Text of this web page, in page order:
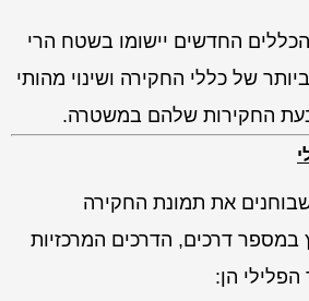
החדשים יישומו בשטח הרי
של כללי החקירה ושינוי מהותי
בעת החקירות שלהם במשטרה.
שבוחנים את תמונת החקירה
במספר דרכים, הדרכים המרכזיות
הפלילי הן: